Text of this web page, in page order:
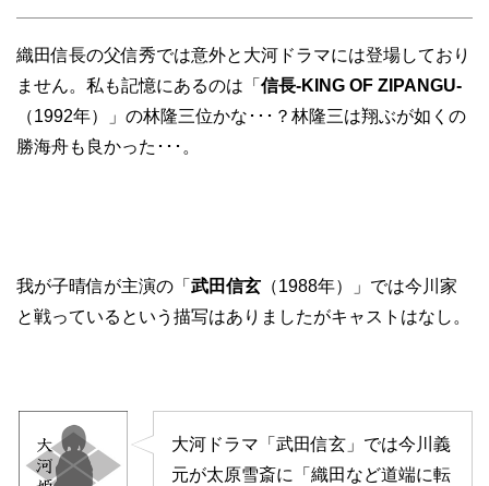
織田信長の父信秀では意外と大河ドラマには登場しており
ません。私も記憶にあるのは「 信長-KING OF ZIPANGU-
（1992年）」の林隆三位かな･･･？林隆三は翔ぶが如くの
勝海舟も良かった･･･。
我が子晴信が主演の「 武田信玄 （1988年）」では今川家
と戦っているという描写はありましたがキャストはなし。
大河ドラマ「武田信玄」では今川義
元が太原雪斎に「織田など道端に転